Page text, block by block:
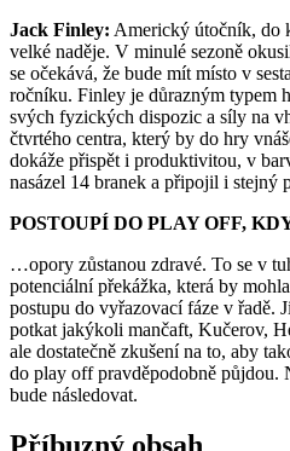
Jack Finley: Americký útočník, do
velké naděje. V minulé sezoně
se očekává, že bude mít místo v
ročníku. Finley je důrazným typem
svých fyzických dispozic a síly na
čtvrtého centra, který by do hry
dokáže přispět i produktivitou, v
nasázel 14 branek a připojil i stejný
POSTOUPÍ DO PLAY OFF,
…opory zůstanou zdravé. To se v
potenciální překážka, která by
postupu do vyřazovací fáze v řadě.
potkat jakýkoli mančaft, Kučerov,
ale dostatečně zkušení na to, aby
do play off pravděpodobně půjdou.
bude následovat.